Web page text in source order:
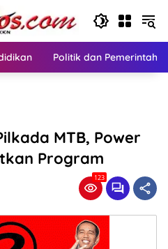
Politik dan
MTB, Power
Program
123